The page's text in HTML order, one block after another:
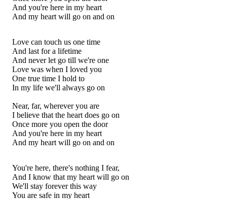
And you're here in my heart
And my heart will go on and on
Love can touch us one time
And last for a lifetime
And never let go till we're one
Love was when I loved you
One true time I hold to
In my life we'll always go on
Near, far, wherever you are
I believe that the heart does go on
Once more you open the door
And you're here in my heart
And my heart will go on and on
You're here, there's nothing I fear,
And I know that my heart will go on
We'll stay forever this way
You are safe in my heart